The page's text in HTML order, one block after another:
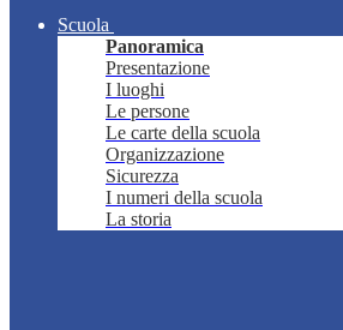
Scuola
Panoramica
Presentazione
I luoghi
Le persone
Le carte della scuola
Organizzazione
Sicurezza
I numeri della scuola
La storia